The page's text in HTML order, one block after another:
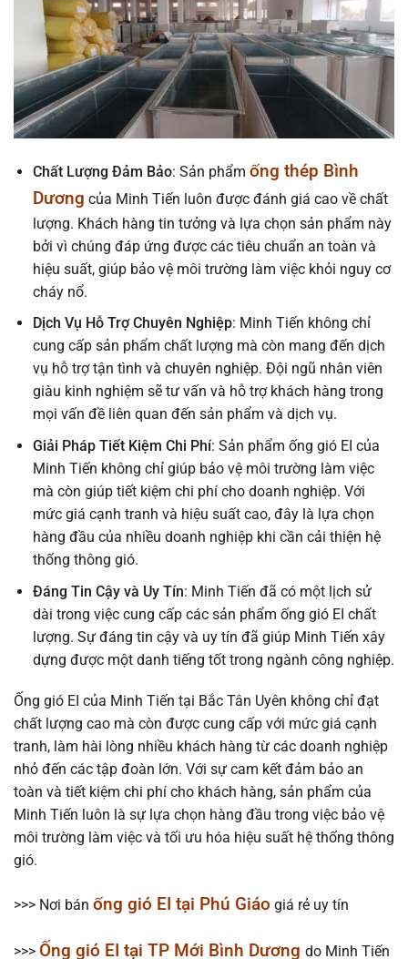
Chất Lượng Đảm Bảo: Sản phẩm ống thép Bình
Dương của Minh Tiến luôn được đánh giá cao về chất
lượng. Khách hàng tin tưởng và lựa chọn sản phẩm này
bởi vì chúng đáp ứng được các tiêu chuẩn an toàn và
hiệu suất, giúp bảo vệ môi trường làm việc khỏi nguy cơ
cháy nổ.
Dịch Vụ Hỗ Trợ Chuyên Nghiệp: Minh Tiến không chỉ
cung cấp sản phẩm chất lượng mà còn mang đến dịch
vụ hỗ trợ tận tình và chuyên nghiệp. Đội ngũ nhân viên
giàu kinh nghiệm sẽ tư vấn và hỗ trợ khách hàng trong
mọi vấn đề liên quan đến sản phẩm và dịch vụ.
Giải Pháp Tiết Kiệm Chi Phí: Sản phẩm ống gió EI của
Minh Tiến không chỉ giúp bảo vệ môi trường làm việc
mà còn giúp tiết kiệm chi phí cho doanh nghiệp. Với
mức giá cạnh tranh và hiệu suất cao, đây là lựa chọn
hàng đầu của nhiều doanh nghiệp khi cần cải thiện hệ
thống thông gió.
Đáng Tin Cậy và Uy Tín: Minh Tiến đã có một lịch sử
dài trong việc cung cấp các sản phẩm ống gió EI chất
lượng. Sự đáng tin cậy và uy tín đã giúp Minh Tiến xây
dựng được một danh tiếng tốt trong ngành công nghiệp.
Ống gió EI của Minh Tiến tại Bắc Tân Uyên không chỉ đạt
chất lượng cao mà còn được cung cấp với mức giá cạnh
tranh, làm hài lòng nhiều khách hàng từ các doanh nghiệp
nhỏ đến các tập đoàn lớn. Với sự cam kết đảm bảo an
toàn và tiết kiệm chi phí cho khách hàng, sản phẩm của
Minh Tiến luôn là sự lựa chọn hàng đầu trong việc bảo vệ
môi trường làm việc và tối ưu hóa hiệu suất hệ thống thông
gió.
>>> Nơi bán ống gió EI tại Phú Giáo giá rẻ uy tín
>>> Ống gió EI tại TP Mới Bình Dương do Minh Tiến